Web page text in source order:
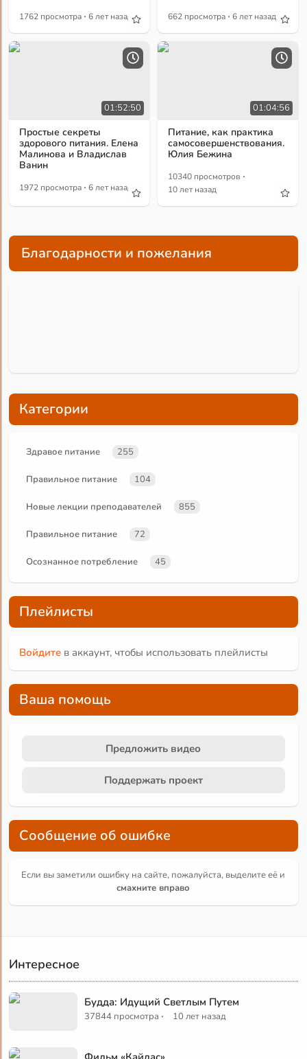
1762 просмотра · 6 лет назад 662 просмотра · 6 лет назад
01:52:50
Простые секреты
здорового питания. Елена
Малинова и Владислав
Ванин
1972 просмотра · 6 лет назад
01:04:56
Питание, как практика
самосовершенствования.
Юлия Бежина
10340 просмотров ·
10 лет назад
Благодарности и пожелания
Категории
Здравое питание 255
Правильное питание 104
Новые лекции преподавателей 855
Правильное питание 72
Осознанное потребление 45
Плейлисты
Войдите в аккаунт, чтобы использовать плейлисты
Ваша помощь
Предложить видео
Поддержать проект
Сообщение об ошибке
Если вы заметили ошибку на сайте, пожалуйста, выделите её и
смахните вправо
Интересное
Будда: Идущий Светлым Путем
37844 просмотра · 10 лет назад